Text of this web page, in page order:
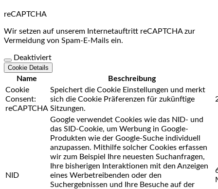
reCAPTCHA
Wir setzen auf unserem Internetauftritt reCAPTCHA zur
Vermeidung von Spam-E-Mails ein.
Deaktiviert
Cookie Details
Name Beschreibung
Cookie
Consent:
reCAPTCHA
Speichert die Cookie Einstellungen und merkt
sich die Cookie Präferenzen für zukünftige
Sitzungen.
NID
Google verwendet Cookies wie das NID- und
das SID-Cookie, um Werbung in Google-
Produkten wie der Google-Suche individuell
anzupassen. Mithilfe solcher Cookies erfassen
wir zum Beispiel Ihre neuesten Suchanfragen,
Ihre bisherigen Interaktionen mit den Anzeigen
eines Werbetreibenden oder den
Suchergebnissen und Ihre Besuche auf der